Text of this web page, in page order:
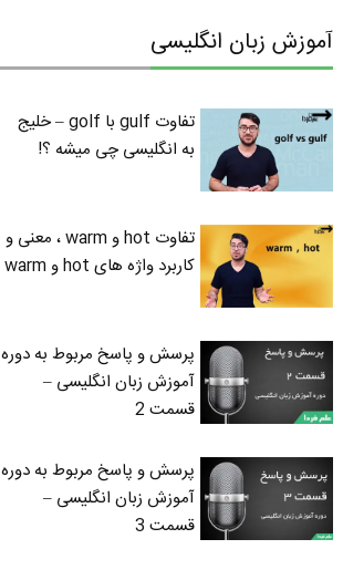
آموزش زبان انگلیسی
تفاوت gulf با golf – خلیج
به انگلیسی چی میشه ؟!
تفاوت hot و warm ، معنی و
کاربرد واژه های hot و warm
پرسش و پاسخ مربوط به دوره
آموزش زبان انگلیسی –
قسمت 2
پرسش و پاسخ مربوط به دوره
آموزش زبان انگلیسی –
قسمت 3